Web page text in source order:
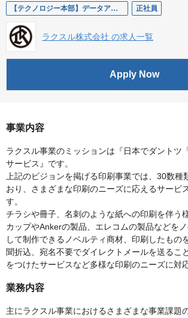
【テクノロジー本部】データアナリスト 正社員
ラクスル株式会社 の求人一覧
Apply Now
事業内容
ラクスル事業のミッションは『日本でダントツ
サービス』です。
上記のビジョンを掲げる印刷事業では、30数種
おり、さまざまな印刷のニーズに応えるサービ
す。
チラシや冊子、名刺のような紙への印刷を伴う
カップやAnkerの製品、エレコムの製品などを
して制作できるノベルティ商材、印刷したもの
聞折込、宛名不要でダイレクトメールを送るこ
をつけたサービスなど多様な印刷のニーズに対
業務内容
主にラクスル事業におけるさまざまな事業課題